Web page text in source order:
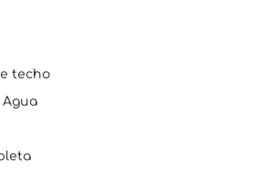
techo